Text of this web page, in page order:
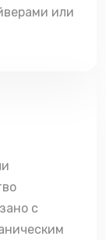
или
с